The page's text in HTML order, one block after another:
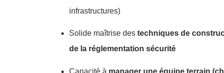
infrastructures)
Solide maîtrise des techniques de
de la réglementation sécurité
Capacité à manager une équipe terrain